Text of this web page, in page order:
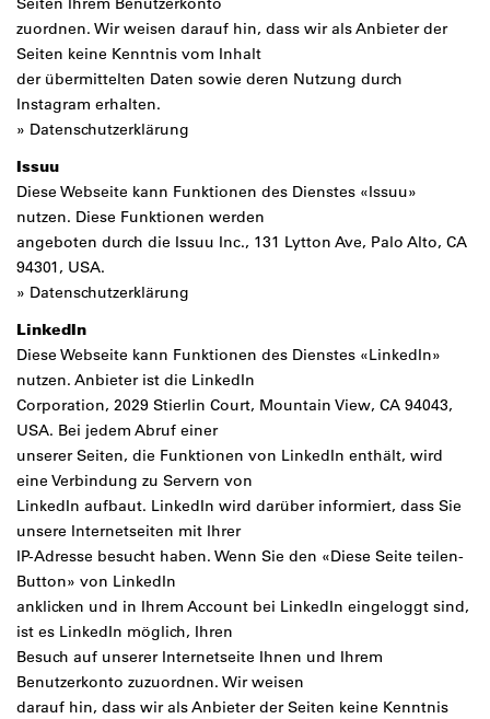
zuordnen. Wir weisen darauf hin, dass wir als Anbieter der
Seiten keine Kenntnis vom Inhalt
der übermittelten Daten sowie deren Nutzung durch
Instagram erhalten.
» Datenschutzerklärung
Issuu
Diese Webseite kann Funktionen des Dienstes «Issuu»
nutzen. Diese Funktionen werden
angeboten durch die Issuu Inc., 131 Lytton Ave, Palo Alto, CA
94301, USA.
» Datenschutzerklärung
LinkedIn
Diese Webseite kann Funktionen des Dienstes «LinkedIn»
nutzen. Anbieter ist die LinkedIn
Corporation, 2029 Stierlin Court, Mountain View, CA 94043,
USA. Bei jedem Abruf einer
unserer Seiten, die Funktionen von LinkedIn enthält, wird
eine Verbindung zu Servern von
LinkedIn aufbaut. LinkedIn wird darüber informiert, dass Sie
unsere Internetseiten mit Ihrer
IP-Adresse besucht haben. Wenn Sie den «Diese Seite teilen-
Button» von LinkedIn
anklicken und in Ihrem Account bei LinkedIn eingeloggt sind,
ist es LinkedIn möglich, Ihren
Besuch auf unserer Internetseite Ihnen und Ihrem
Benutzerkonto zuzuordnen. Wir weisen
darauf hin, dass wir als Anbieter der Seiten keine Kenntnis